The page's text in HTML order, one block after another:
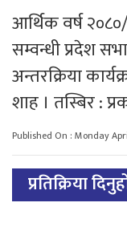
आर्थिक वर्ष
सम्वन्धी प्रदेश
अन्तरक्रिया
शाह । तस्बिर :
Published On : Monday
प्रतिक्रिया